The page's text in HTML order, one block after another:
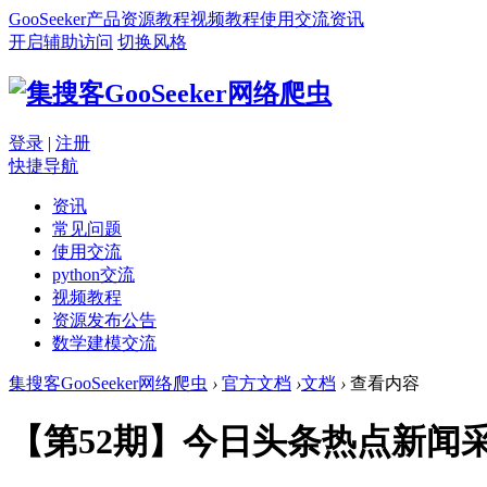
GooSeeker产品资源教程视频教程使用交流资讯
开启辅助访问 切换风格
登录 | 注册
快捷导航
资讯
常见问题
使用交流
python交流
视频教程
资源发布公告
数学建模交流
集搜客GooSeeker网络爬虫 › 官方文档 ›文档 › 查看内容
【第52期】今日头条热点新闻